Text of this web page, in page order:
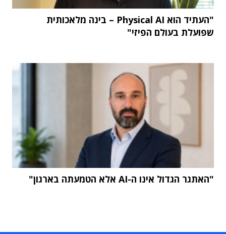
"העתיד הוא Physical AI – בינה מלאכותית
שפועלת בעולם הפיזי"
"האתגר הגדול אינו ה-AI אלא הטמעתה בארגון"